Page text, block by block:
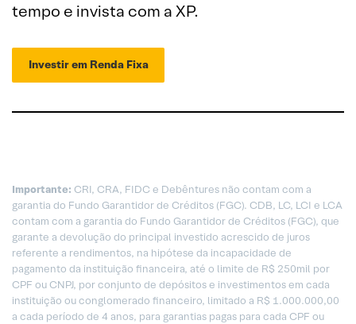
tempo e invista com a XP.
Investir em Renda Fixa
Importante: CRI, CRA, FIDC e Debêntures não contam com a
garantia do Fundo Garantidor de Créditos (FGC). CDB, LC, LCI e LCA
contam com a garantia do Fundo Garantidor de Créditos (FGC), que
garante a devolução do principal investido acrescido de juros
referente a rendimentos, na hipótese da incapacidade de
pagamento da instituição financeira, até o limite de R$ 250mil por
CPF ou CNPJ, por conjunto de depósitos e investimentos em cada
instituição ou conglomerado financeiro, limitado a R$ 1.000.000,00
a cada período de 4 anos, para garantias pagas para cada CPF ou